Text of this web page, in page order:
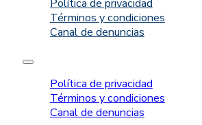
Política de privacidad
Términos y condiciones
Canal de denuncias
Política de privacidad
Términos y condiciones
Canal de denuncias